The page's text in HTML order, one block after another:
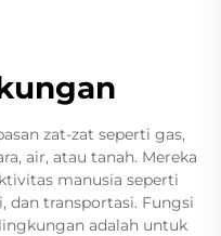
zat-zat seperti gas,
air, atau tanah. Mereka
manusia seperti
dan transportasi. Fungsi
adalah untuk